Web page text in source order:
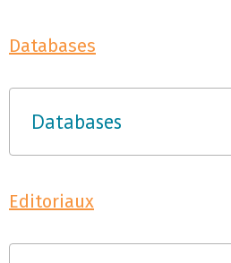
Databases
Databases
Editoriaux